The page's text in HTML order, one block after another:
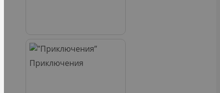
Приключения